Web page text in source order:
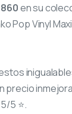
860en su
Pop Vinyl
precio
5 ⭐.